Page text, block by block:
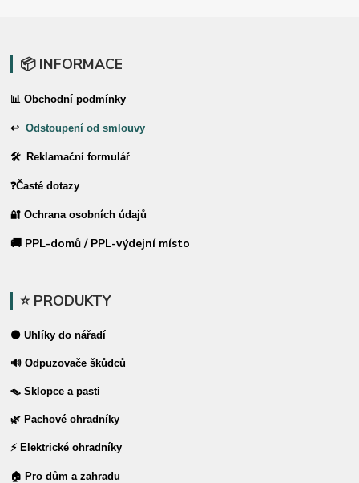
📦 INFORMACE
📊 Obchodní podmínky
↩Odstoupení od smlouvy
🛠 Reklamační formulář
❓Časté dotazy
🔐 Ochrana osobních údajů
🚚 PPL-domů / PPL-výdejní místo
⭐ PRODUKTY
⚫ Uhlíky do nářadí
🔊 Odpuzovače škůdců
🪤 Sklopce a pasti
🌿 Pachové ohradníky
⚡ Elektrické ohradníky
🏠 Pro dům a zahradu